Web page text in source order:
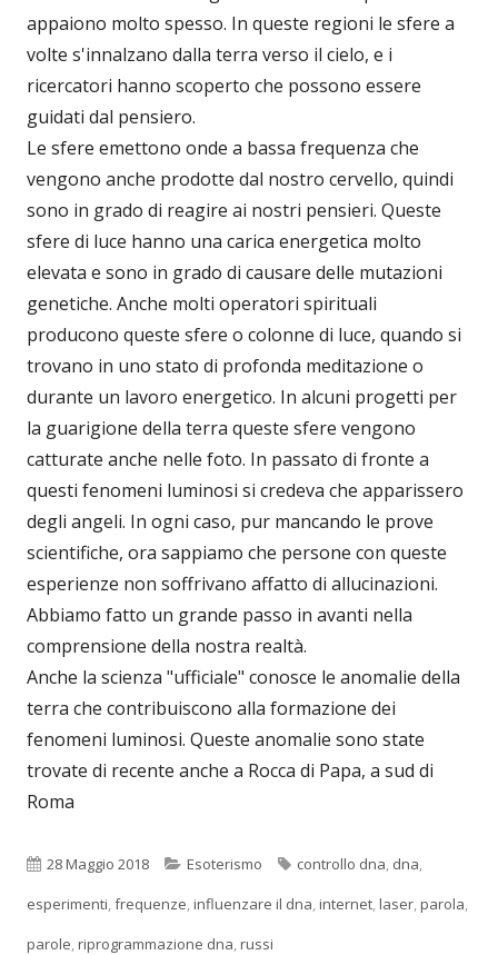
appaiono molto spesso. In queste regioni le sfere a
volte s'innalzano dalla terra verso il cielo, e i
ricercatori hanno scoperto che possono essere
guidati dal pensiero.
Le sfere emettono onde a bassa frequenza che
vengono anche prodotte dal nostro cervello, quindi
sono in grado di reagire ai nostri pensieri. Queste
sfere di luce hanno una carica energetica molto
elevata e sono in grado di causare delle mutazioni
genetiche. Anche molti operatori spirituali
producono queste sfere o colonne di luce, quando si
trovano in uno stato di profonda meditazione o
durante un lavoro energetico. In alcuni progetti per
la guarigione della terra queste sfere vengono
catturate anche nelle foto. In passato di fronte a
questi fenomeni luminosi si credeva che apparissero
degli angeli. In ogni caso, pur mancando le prove
scientifiche, ora sappiamo che persone con queste
esperienze non soffrivano affatto di allucinazioni.
Abbiamo fatto un grande passo in avanti nella
comprensione della nostra realtà.
Anche la scienza "ufficiale" conosce le anomalie della
terra che contribuiscono alla formazione dei
fenomeni luminosi. Queste anomalie sono state
trovate di recente anche a Rocca di Papa, a sud di
Roma
Pubblicato
28 Maggio 2018 Categorie
Esoterismo Tag
controllo dna, dna,
esperimenti,frequenze,influenzare il dna,internet,laser,parola,
parole,riprogrammazione dna,russi